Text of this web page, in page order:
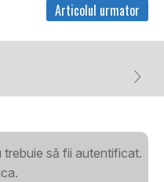
Articolul urmator
să fii autentificat.